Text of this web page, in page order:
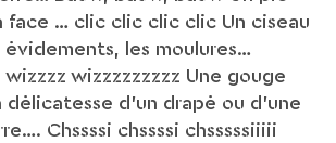
face … clic clic clic clic Un ciseau
les moulures…
wizzzzzzzzz Une gouge
d’un drapé ou d’une
Chssssi chssssi chsssssiiiii